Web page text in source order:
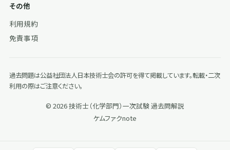
その他
利用規約
免責事項
過去問題は公益社団法人日本技術士会の許可を得て掲載しています。転載・二次
利用の際はご注意ください。
© 2026 技術士（化学部門）一次試験 過去問解説
ケムファクnote